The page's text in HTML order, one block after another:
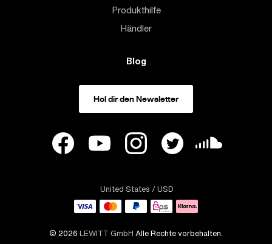
Produkthilfe
Händler
Blog
Hol dir den Newsletter
United States / USD
© 2026 LEWITT GmbH Alle Rechte vorbehalten.